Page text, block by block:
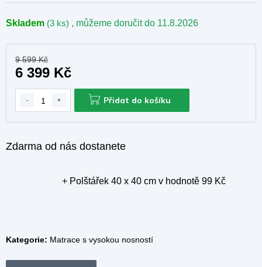
Skladem (3 ks) , můžeme doručit do 11.8.2026
Zdarma od nás dostanete
+ Polštářek 40 x 40 cm v hodnotě 99 Kč
Kategorie: Matrace s vysokou nosností
9 599 Kč
6 399 Kč
Přidat do košíku